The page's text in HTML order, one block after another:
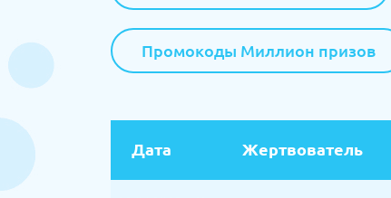
Промокоды Миллион призов
Дата Жертвователь